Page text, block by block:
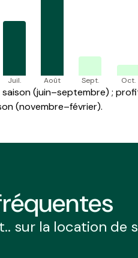
Juil. Août Sept. Oct.
(juin–septembre) ;
(novembre–février).
sur la location de